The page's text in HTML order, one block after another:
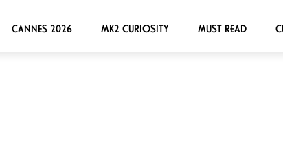
CANNES 2026 MK2 CURIOSITY MUST READ